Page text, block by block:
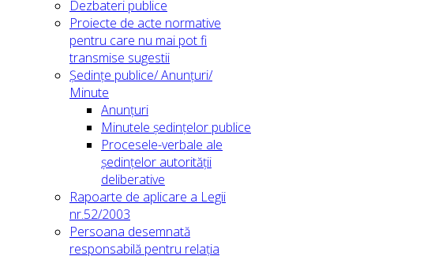
Dezbateri publice
Proiecte de acte normative
pentru care nu mai pot fi
transmise sugestii
Ședințe publice/ Anunțuri/
Minute
Anunțuri
Minutele ședințelor publice
Procesele-verbale ale
ședințelor autorității
deliberative
Rapoarte de aplicare a Legii
nr.52/2003
Persoana desemnată
responsabilă pentru relația